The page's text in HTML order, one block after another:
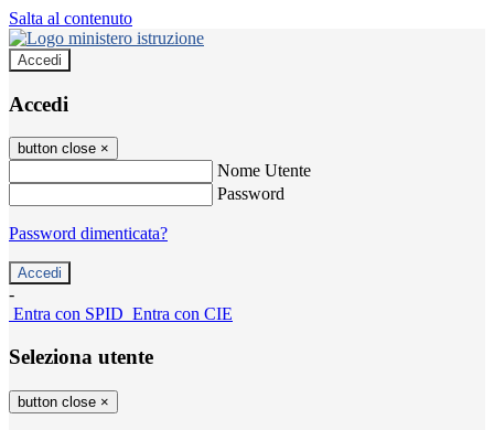
Salta al contenuto
Accedi
Accedi
button close ×
Nome Utente
Password
Password dimenticata?
-
Entra con SPID Entra con CIE
Seleziona utente
button close ×